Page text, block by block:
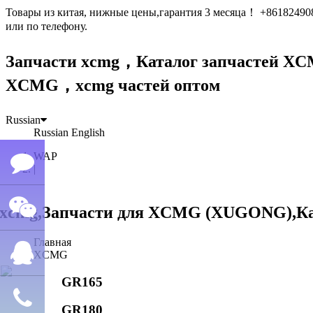
Товары из китая, нижные цены,гарантия 3 месяца！
или по телефону.
Запчасти xcmg，Каталог запчастей
XCMG，xcmg частей оптом
Russian
Russian English
WAP
|
Главная
XCMG
GR165
GR180
Семён
лю
WeChat
QQ